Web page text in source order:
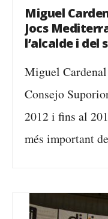
Miguel
Jocs
l’alcalde i del
Miguel
Consejo
2012 i fins al
més important